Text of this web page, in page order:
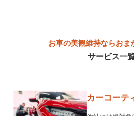
お車の美観維持ならおま
サービス一
カーコーテ